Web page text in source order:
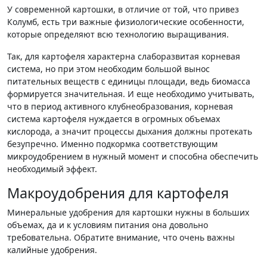
У современной картошки, в отличие от той, что привез
Колумб, есть три важные физиологические особенности,
которые определяют всю технологию выращивания.
Так, для картофеля характерна слаборазвитая корневая
система, но при этом необходим большой вынос
питательных веществ с единицы площади, ведь биомасса
формируется значительная. И еще необходимо учитывать,
что в период активного клубнеобразования, корневая
система картофеля нуждается в огромных объемах
кислорода, а значит процессы дыхания должны протекать
безупречно. Именно подкормка соответствующим
микроудобрением в нужный момент и способна обеспечить
необходимый эффект.
Макроудобрения для картофеля
Минеральные удобрения для картошки нужны в больших
объемах, да и к условиям питания она довольно
требовательна. Обратите внимание, что очень важны
калийные удобрения.